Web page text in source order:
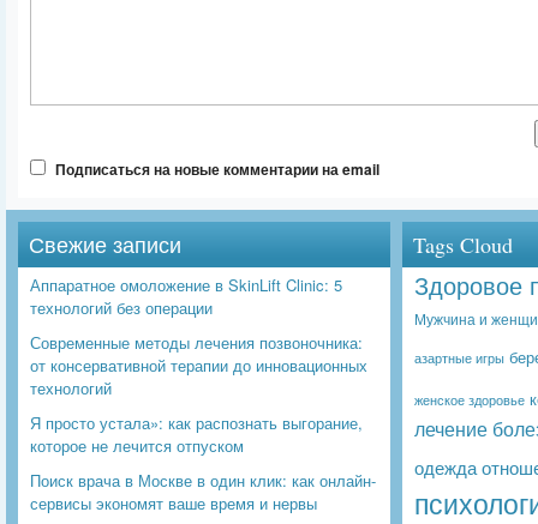
Подписаться на новые комментарии на email
Свежие записи
Аппаратное омоложение в SkinLift Clinic: 5
технологий без операции
Современные методы лечения позвоночника:
от консервативной терапии до инновационных
технологий
Я просто устала»: как распознать выгорание,
которое не лечится отпуском
Поиск врача в Москве в один клик: как онлайн-
сервисы экономят ваше время и нервы
Tags Cloud
Здоровое
Мужчина и
азартные игры
женское здоровье
лечение
одежда